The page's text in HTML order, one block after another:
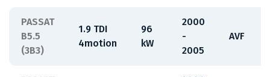
PASSAT
B5.5
(3B3)
1.9 TDI
4motion
96
kW
2000
-
2005
AVF